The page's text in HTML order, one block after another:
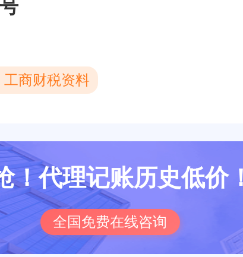
商财税资料
！代理记账历史低价
全国免费在线咨询